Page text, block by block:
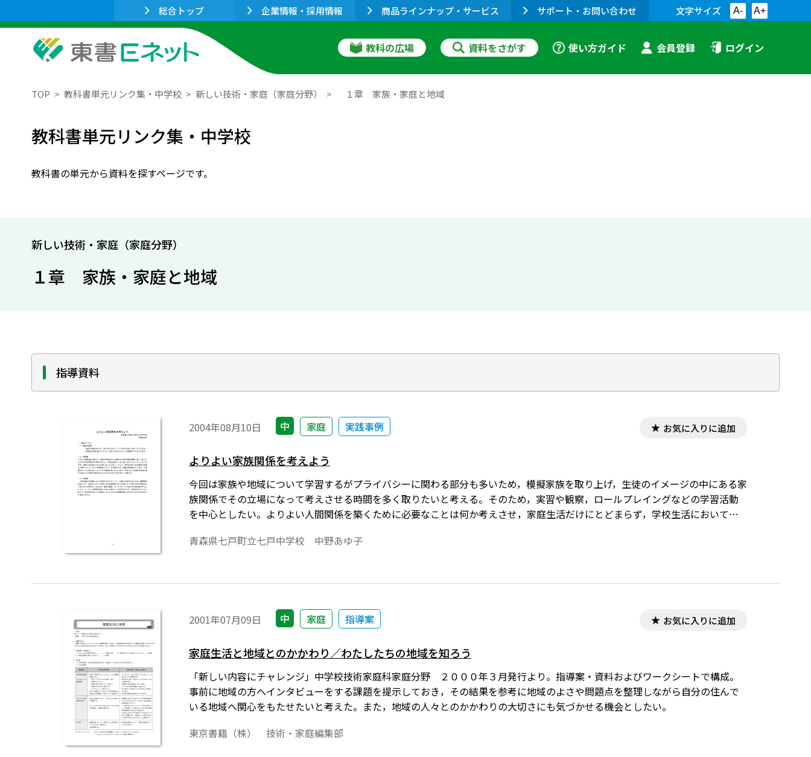
総合トップ 企業情報・採用情報 商品ラインナップ・サービス サポート・お問い合わせ 文字サイズ A- A+
教科の広場 資料をさがす 使い方ガイド 会員登録 ログイン
TOP 教科書単元リンク集・中学校 新しい技術・家庭（家庭分野） １章 家族・家庭と地域
教科書単元リンク集・中学校
教科書の単元から資料を探すページです。
新しい技術・家庭（家庭分野）
１章 家族・家庭と地域
指導資料
2004年08月10日 中 家庭 実践事例 お気に入りに追加
よりよい家族関係を考えよう
今回は家族や地域について学習するがプライバシーに関わる部分も多いため，模擬家族を取り上げ，生徒のイメージの中にある家
族関係でその立場になって考えさせる時間を多く取りたいと考える。そのため，実習や観察，ロールプレイングなどの学習活動
を中心としたい。よりよい人間関係を築くために必要なことは何か考えさせ，家庭生活だけにとどまらず，学校生活においても
青森県七戸町立七戸中学校 中野あゆ子
2001年07月09日 中 家庭 指導案 お気に入りに追加
家庭生活と地域とのかかわり／わたしたちの地域を知ろう
「新しい内容にチャレンジ」中学校技術家庭科家庭分野 ２０００年３月発行より。指導案・資料およびワークシートで構成。
事前に地域の方へインタビューをする課題を提示しておき，その結果を参考に地域のよさや問題点を整理しながら自分の住んで
いる地域へ関心をもたせたいと考えた。また，地域の人々とのかかわりの大切さにも気づかせる機会としたい。
東京書籍（株） 技術・家庭編集部